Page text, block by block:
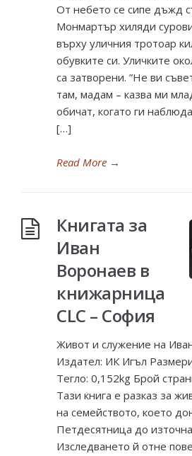
От небето се сипе дъжд
Монмартър хиляди
върху уличния тротоар
обувките си. Уличките
са затворени. ”Не ви
там, мадам – казва ми
обичат, когато ги
[…]
Read More →
Книгата за
Иван
Воронаев в
книжарница
CLC – София
Живот и служение на
Издател: ИК Игъл
Тегло: 0,152kg Брой
Тази книга е разказ за
на семейството, което
Петдесятница до
Изследването й отне